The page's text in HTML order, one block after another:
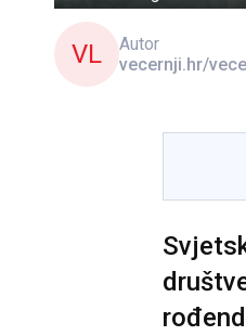
VL
Autor
vecernji.hr/